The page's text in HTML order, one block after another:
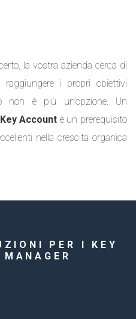
la vostra azienda cerca di
i propri obiettivi
non è più un’opzione. Un
Account è un prerequisito
nella crescita organica
PER I KEY